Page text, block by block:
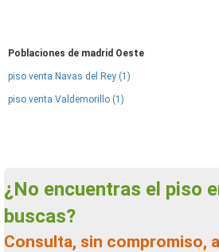
Poblaciones de madrid Oeste
piso venta Navas del Rey (1)
piso venta Valdemorillo (1)
¿No encuentras el piso en venta que
buscas?
Consulta, sin compromiso, a un agente